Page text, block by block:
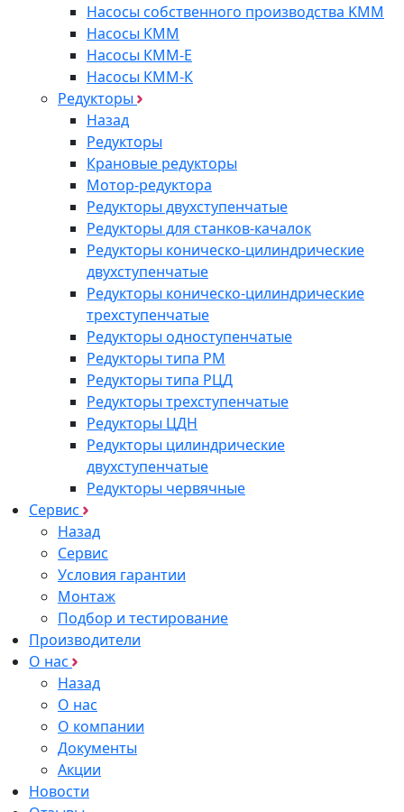
Насосы собственного производства KMM
Насосы КММ
Насосы КММ-Е
Насосы КММ-К
Редукторы
Назад
Редукторы
Крановые редукторы
Мотор-редуктора
Редукторы двухступенчатые
Редукторы для станков-качалок
Редукторы коническо-цилиндрические
двухступенчатые
Редукторы коническо-цилиндрические
трехступенчатые
Редукторы одноступенчатые
Редукторы типа РМ
Редукторы типа РЦД
Редукторы трехступенчатые
Редукторы ЦДН
Редукторы цилиндрические
двухступенчатые
Редукторы червячные
Сервис
Назад
Сервис
Условия гарантии
Монтаж
Подбор и тестирование
Производители
О нас
Назад
О нас
О компании
Документы
Акции
Новости